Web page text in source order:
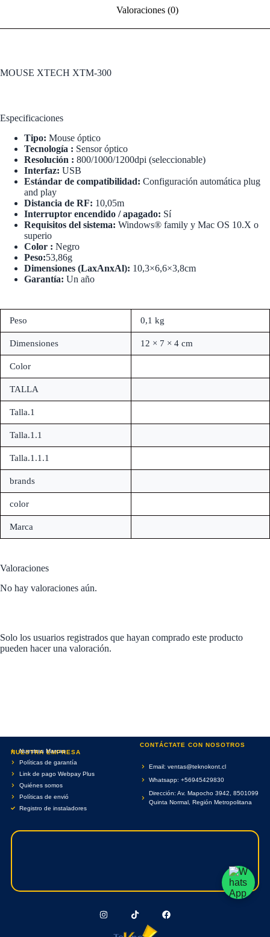
Valoraciones (0)
MOUSE XTECH XTM-300
Especificaciones
Tipo: Mouse óptico
Tecnología : Sensor óptico
Resolución : 800/1000/1200dpi (seleccionable)
Interfaz: USB
Estándar de compatibilidad: Configuración automática plug
and play
Distancia de RF: 10,05m
Interruptor encendido / apagado: Sí
Requisitos del sistema: Windows® family y Mac OS 10.X o
superio
Color : Negro
Peso:53,86g
Dimensiones (LaxAnxAl): 10,3×6,6×3,8cm
Garantía: Un año
Peso 0,1 kg
Dimensiones 12 × 7 × 4 cm
Color
TALLA
Talla.1
Talla.1.1
Talla.1.1.1
brands
color
Marca
Valoraciones
No hay valoraciones aún.
Solo los usuarios registrados que hayan comprado este producto
pueden hacer una valoración.
NUESTRA EMPRESA
Nuestras Marcas
Políticas de garantía
Link de pago Webpay Plus
Quiénes somos
Políticas de envió
Registro de instaladores
CONTÁCTATE CON NOSOTROS
Email: ventas@teknokont.cl
Whatsapp: +56945429830
Dirección: Av. Mapocho 3942, 8501099
Quinta Normal, Región Metropolitana